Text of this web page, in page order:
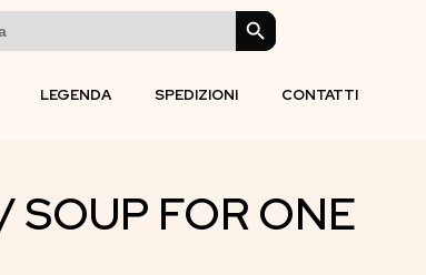
SEARCH BUTTON
LEGENDA SPEDIZIONI CONTATTI
SOUP FOR ONE